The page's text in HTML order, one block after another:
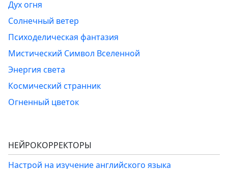
Дух огня
Солнечный ветер
Психоделическая фантазия
Мистический Символ Вселенной
Энергия света
Космический странник
Огненный цветок
НЕЙРОКОРРЕКТОРЫ
Настрой на изучение английского языка